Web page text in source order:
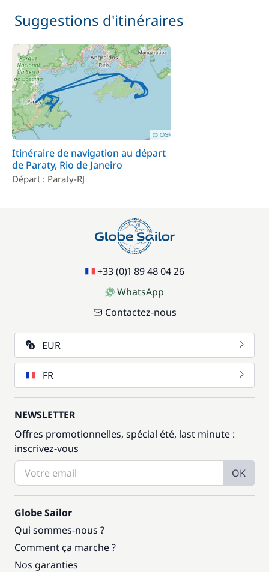
Suggestions d'itinéraires
Itinéraire de navigation au départ
de Paraty, Rio de Janeiro
Départ : Paraty-RJ
+33 (0)1 89 48 04 26
WhatsApp
Contactez-nous
EUR
FR
NEWSLETTER
Offres promotionnelles, spécial été, last minute :
inscrivez-vous
OK
Globe Sailor
Qui sommes-nous ?
Comment ça marche ?
Nos garanties